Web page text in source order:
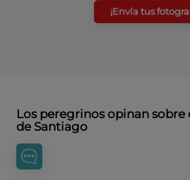
¡Envía tus
Los peregrinos opinan sobre
de Santiago